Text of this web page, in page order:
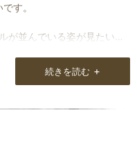
す。
が並んでいる姿が見たいで
続きを読む +